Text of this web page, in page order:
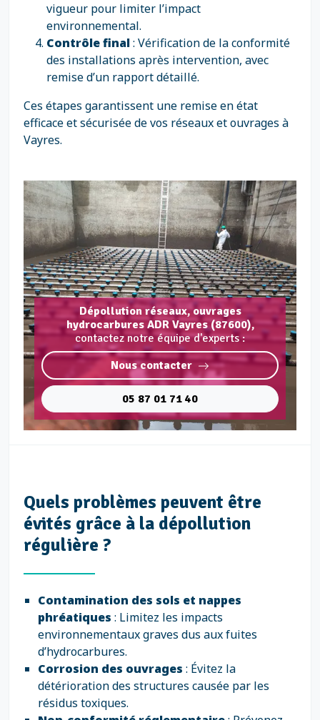
vigueur pour limiter l’impact
environnemental.
Contrôle final: Vérification de la conformité
des installations après intervention, avec
remise d’un rapport détaillé.
Ces étapes garantissent une remise en état
efficace et sécurisée de vos réseaux et ouvrages à
Vayres.
Dépollution réseaux, ouvrages
hydrocarbures ADR Vayres (87600),
contactez notre équipe d'experts :
Nous contacter
05 87 01 71 40
Quels problèmes peuvent être
évités grâce à la dépollution
régulière ?
Contamination des sols et nappes
phréatiques : Limitez les impacts
environnementaux graves dus aux fuites
d’hydrocarbures.
Corrosion des ouvrages : Évitez la
détérioration des structures causée par les
résidus toxiques.